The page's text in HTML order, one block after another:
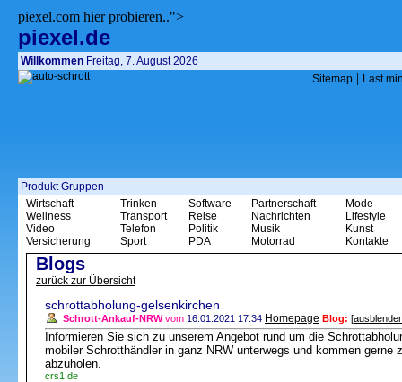
piexel.com hier probieren..">
piexel.de
Willkommen Freitag, 7. August 2026
Sitemap | Last
Produkt Gruppen
Wirtschaft
Wellness
Video
Versicherung
Trinken
Transport
Telefon
Sport
Software
Reise
Politik
PDA
Partnerschaft
Nachrichten
Musik
Motorrad
Mode
Lifestyle
Kunst
Kontakte
Blogs
zurück zur Übersicht
schrottabholung-gelsenkirchen
Schrott-Ankauf-NRWvom 16.01.2021 17:34 Homepage Blog:
Informieren Sie sich zu unserem Angebot rund um die
mobiler Schrotthändler in ganz NRW unterwegs und kommen
abzuholen.
crs1.de